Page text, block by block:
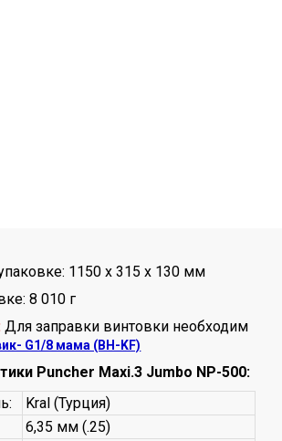
1150 x 315 x 130 мм
8 010 г
Для заправки винтовки необходим
G1/8 мама (BH-KF)
Puncher Maxi.3 Jumbo NP-500:
Kral (Турция)
6,35 мм (.25)